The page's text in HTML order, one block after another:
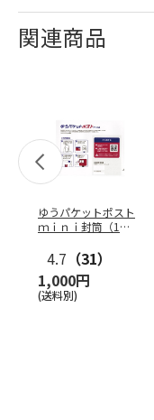
関連商品
ゆうパケットポスト
ｍｉｎｉ封筒（1個
4.7 （31）
1,000円
(送料別)